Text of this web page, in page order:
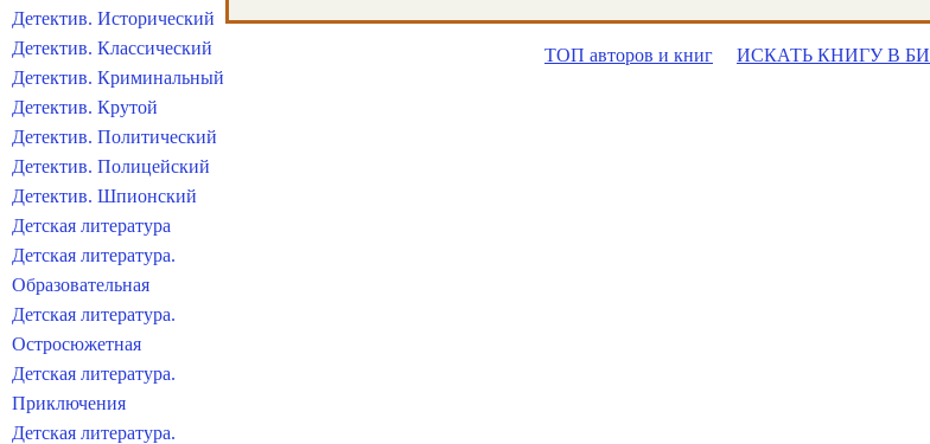
ТОП авторов и книг ИСКАТЬ КНИГУ В
Детектив. Исторический
Детектив. Классический
Детектив. Криминальный
Детектив. Крутой
Детектив. Политический
Детектив. Полицейский
Детектив. Шпионский
Детская литература
Детская литература.
Образовательная
Детская литература.
Остросюжетная
Детская литература.
Приключения
Детская литература.